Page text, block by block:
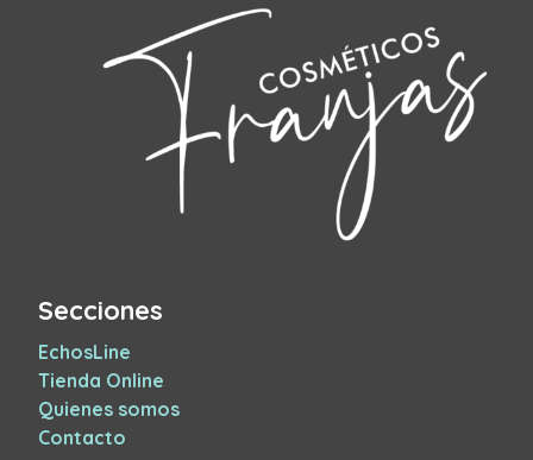
Secciones
EchosLine
Tienda Online
Quienes somos
Contacto